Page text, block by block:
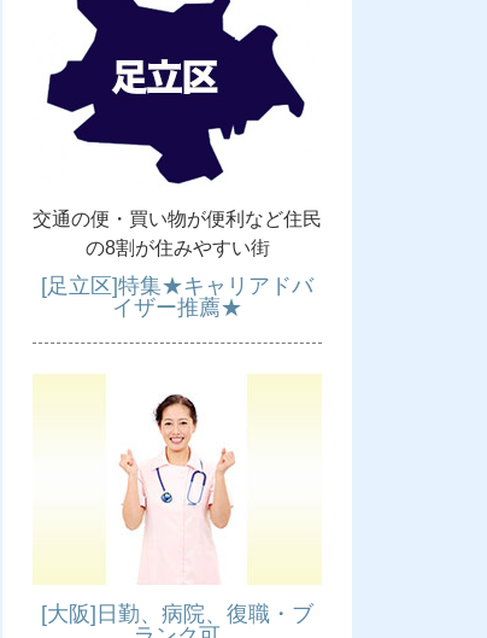
交通の便・買い物が便利など住民
の8割が住みやすい街
[足立区]特集★キャリアドバ
イザー推薦★
[大阪]日勤、病院、復職・ブ